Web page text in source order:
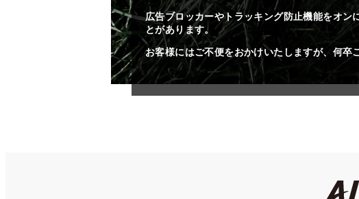
広告ブロッカーやトラッキング防止機能をオン
とがあります。
お客様にはご不便をおかけいたしますが、何卒